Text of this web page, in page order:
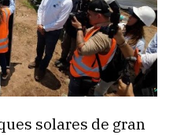
solares de gran